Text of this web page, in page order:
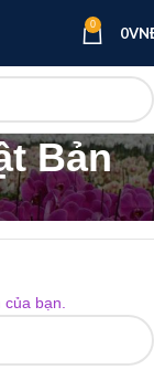
0 0
Bản
bạn.